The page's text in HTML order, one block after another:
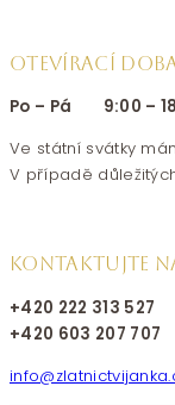
OTEVÍRACÍ
Po – Pá 9:00 –
Ve státní svátky
V případě
KONTAKTUJTE
+420 222 313 527
+420 603 207 707